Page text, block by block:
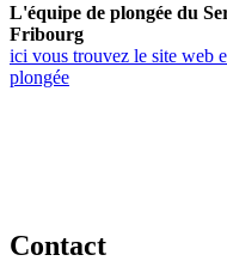
L'équipe de plongée du
Fribourg
ici vous trouvez le site web
plongée
Contact